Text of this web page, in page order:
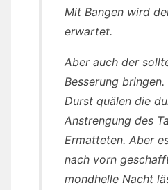
Mit Bangen wird
erwartet.
Aber auch der
Besserung
Durst quälen die
Anstrengung des
Ermatteten. Aber
nach vorn
mondhelle Nacht